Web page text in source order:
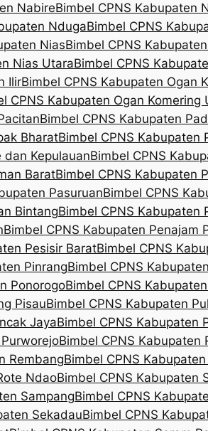
NabireBimbel CPNS Kabupaten
NdugaBimbel CPNS
NiasBimbel CPNS
Nias UtaraBimbel CPNS
IlirBimbel CPNS Kabupaten Ogan
CPNS Kabupaten Ogan Komering
Bimbel CPNS Kabupaten
BharatBimbel CPNS Kabupaten
dan KepulauanBimbel CPNS
BaratBimbel CPNS Kabupaten
PasuruanBimbel CPNS
BintangBimbel CPNS Kabupaten
Bimbel CPNS Kabupaten Penajam
Pesisir BaratBimbel CPNS
PinrangBimbel CPNS
PonorogoBimbel CPNS
PisauBimbel CPNS Kabupaten
JayaBimbel CPNS Kabupaten
Bimbel CPNS Kabupaten
RembangBimbel CPNS
NdaoBimbel CPNS Kabupaten
SampangBimbel CPNS
SekadauBimbel CPNS